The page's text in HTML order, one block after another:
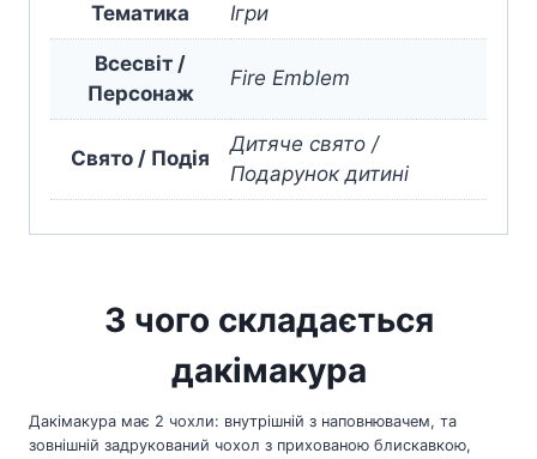
Тематика Ігри
Всесвіт /
Персонаж
Fire Emblem
Свято / Подія
Дитяче свято /
Подарунок дитині
З чого складається
дакімакура
Дакімакура має 2 чохли: внутрішній з наповнювачем, та
зовнішній задрукований чохол з прихованою блискавкою,